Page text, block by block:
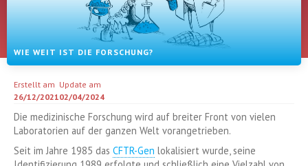
WIE WEIT IST DIE FORSCHUNG?
Erstellt am
26/12/2021
Update am
02/04/2024
Die medizinische Forschung wird auf breiter Front von vielen
Laboratorien auf der ganzen Welt vorangetrieben.
Seit im Jahre 1985 das CFTR-Gen lokalisiert wurde, seine